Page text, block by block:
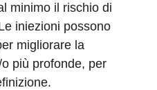
minimo il rischio di
iniezioni possono
migliorare la
più profonde, per